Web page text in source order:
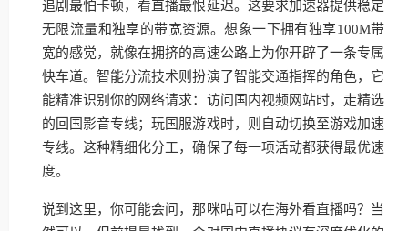
追剧最怕卡顿，看直播最恨延迟。这要求加速器提供稳定
无限流量和独享的带宽资源。想象一下拥有独享100M带
宽的感觉，就像在拥挤的高速公路上为你开辟了一条专属
快车道。智能分流技术则扮演了智能交通指挥的角色，它
能精准识别你的网络请求：访问国内视频网站时，走精选
的回国影音专线；玩国服游戏时，则自动切换至游戏加速
专线。这种精细化分工，确保了每一项活动都获得最优速
度。
说到这里，你可能会问，那咪咕可以在海外看直播吗？当